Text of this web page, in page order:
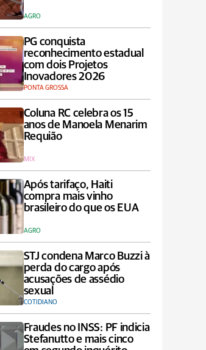
AGRO
PG conquista
reconhecimento estadual
com dois Projetos
Inovadores 2026
PONTA GROSSA
Coluna RC celebra os 15
anos de Manoela Menarim
Requião
MIX
Após tarifaço, Haiti
compra mais vinho
brasileiro do que os EUA
AGRO
STJ condena Marco Buzzi à
perda do cargo após
acusações de assédio
sexual
COTIDIANO
Fraudes no INSS: PF indicia
Stefanutto e mais cinco